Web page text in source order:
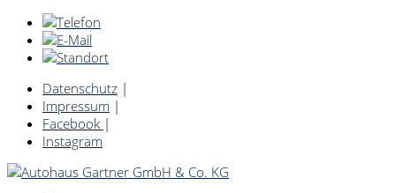
Datenschutz |
Impressum |
Facebook |
Instagram